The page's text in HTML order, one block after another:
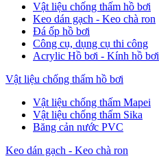
Vật liệu chống thấm hồ bơi
Keo dán gạch - Keo chà ron
Đá ốp hồ bơi
Công cụ, dụng cụ thi công
Acrylic Hồ bơi - Kính hồ bơi
Vật liệu chống thấm hồ bơi
Vật liệu chống thấm Mapei
Vật liệu chống thấm Sika
Băng cản nước PVC
Keo dán gạch - Keo chà ron